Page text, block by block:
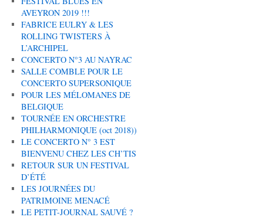
AVEYRON 2019 !!!
FABRICE EULRY & LES
ROLLING TWISTERS À
L’ARCHIPEL
CONCERTO N°3 AU NAYRAC
SALLE COMBLE POUR LE
CONCERTO SUPERSONIQUE
POUR LES MÉLOMANES DE
BELGIQUE
TOURNÉE EN ORCHESTRE
PHILHARMONIQUE (oct 2018))
LE CONCERTO N° 3 EST
BIENVENU CHEZ LES CH’TIS
RETOUR SUR UN FESTIVAL
D’ÉTÉ
LES JOURNÉES DU
PATRIMOINE MENACÉ
LE PETIT-JOURNAL SAUVÉ ?